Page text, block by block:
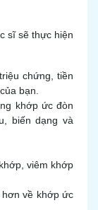
sĩ sẽ thực hiện
chứng, tiền
bạn.
khớp ức đòn
biến dạng và
viêm khớp
hơn về khớp ức